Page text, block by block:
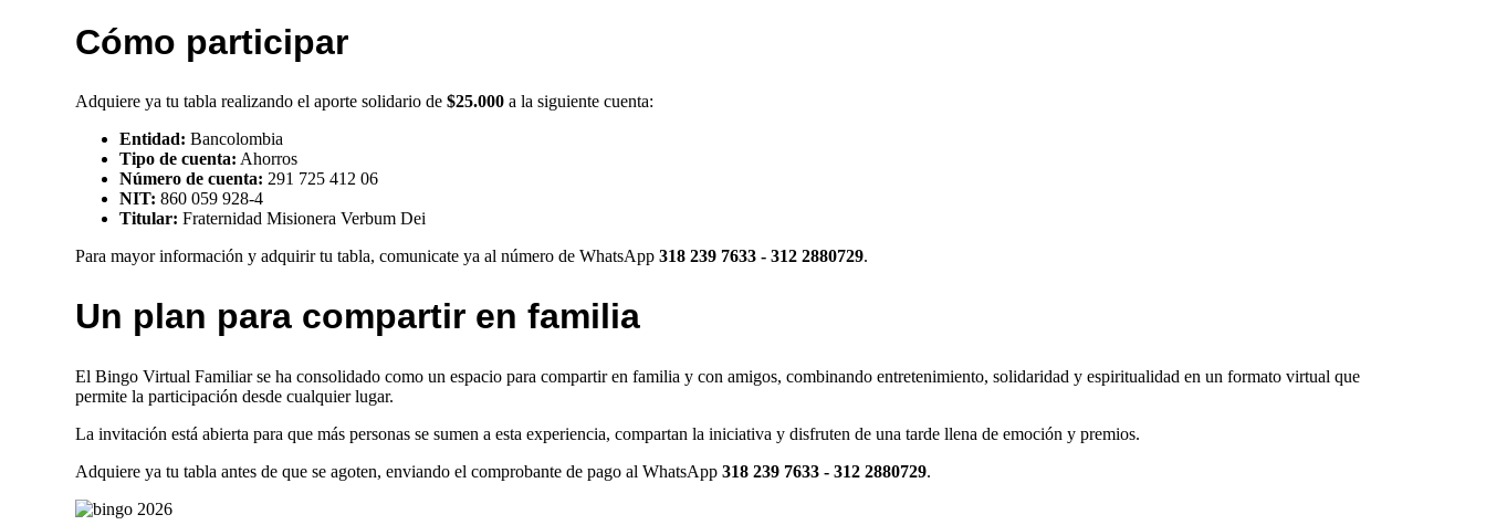
Cómo participar
Adquiere ya tu tabla realizando el aporte solidario de $25.000 a la siguiente cuenta:
Entidad: Bancolombia
Tipo de cuenta: Ahorros
Número de cuenta: 291 725 412 06
NIT: 860 059 928-4
Titular: Fraternidad Misionera Verbum Dei
Para mayor información y adquirir tu tabla, comunicate ya al número de WhatsApp 318 239 7633 - 312 2880729.
Un plan para compartir en familia
El Bingo Virtual Familiar se ha consolidado como un espacio para compartir en familia y con amigos, combinando entretenimiento, solidaridad y espiritualidad en un formato virtual que
permite la participación desde cualquier lugar.
La invitación está abierta para que más personas se sumen a esta experiencia, compartan la iniciativa y disfruten de una tarde llena de emoción y premios.
Adquiere ya tu tabla antes de que se agoten, enviando el comprobante de pago al WhatsApp 318 239 7633 - 312 2880729.